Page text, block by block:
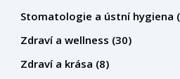
Stomatologie a ústní hygiena
Zdraví a wellness (30)
Zdraví a krása (8)